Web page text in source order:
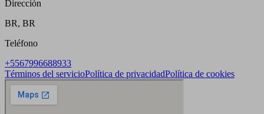
Dirección
BR, BR
Teléfono
+5567996688933
Términos del servicioPolítica de privacidadPolítica de cookies